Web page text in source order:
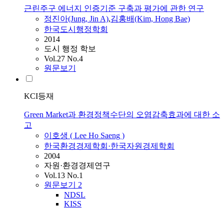
근린주구 에너지 인증기준 구축과 평가에 관한 연구
정진아(Jung, Jin A),김홍배(Kim, Hong Bae)
한국도시행정학회
2014
도시 행정 학보
Vol.27 No.4
원문보기
KCI등재
Green Market과 환경정책수단의 오염감축효과에 대한 소
고
이호생 ( Lee Ho Saeng )
한국환경경제학회·한국자원경제학회
2004
자원·환경경제연구
Vol.13 No.1
원문보기 2
NDSL
KISS